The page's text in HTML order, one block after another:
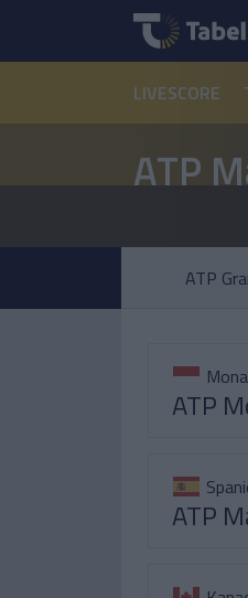
LIVESCORE
ATP
ATP
ATP
ATP